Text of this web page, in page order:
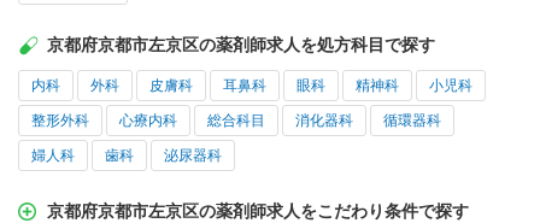
京都府京都市左京区の薬剤師求人を処方科目で探す
内科 外科 皮膚科 耳鼻科 眼科 精神科 小児科
整形外科 心療内科 総合科目 消化器科 循環器科
婦人科 歯科 泌尿器科
京都府京都市左京区の薬剤師求人をこだわり条件で探す